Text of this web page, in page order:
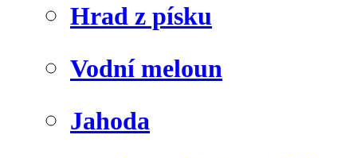
Hrad z písku
Vodní meloun
Jahoda